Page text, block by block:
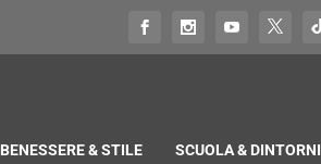
BENESSERE & STILE SCUOLA & DINTORNI